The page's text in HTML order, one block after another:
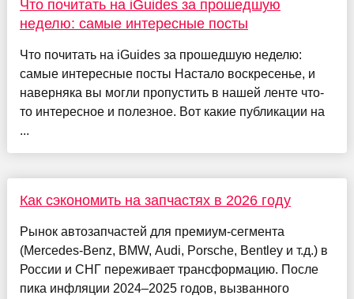
Что почитать на iGuides за прошедшую
неделю: самые интересные посты
Что почитать на iGuides за прошедшую неделю:
самые интересные посты Настало воскресенье, и
наверняка вы могли пропустить в нашей ленте что-
то интересное и полезное. Вот какие публикации на
...
Как сэкономить на запчастях в 2026 году
Рынок автозапчастей для премиум-сегмента
(Mercedes-Benz, BMW, Audi, Porsche, Bentley и т.д.) в
России и СНГ переживает трансформацию. После
пика инфляции 2024–2025 годов, вызванного